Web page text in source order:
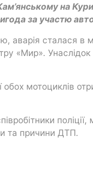
на
за участю
аварія сталася в
«Мир».
обох мотоциклів
та причини ДТП.